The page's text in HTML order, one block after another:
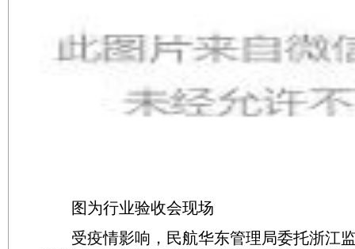
图为行业验收会现场
受疫情影响，民航华东管理局委托浙江